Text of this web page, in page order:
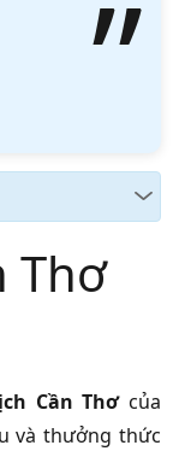
Thơ
Cần Thơcủa
và thưởng thức